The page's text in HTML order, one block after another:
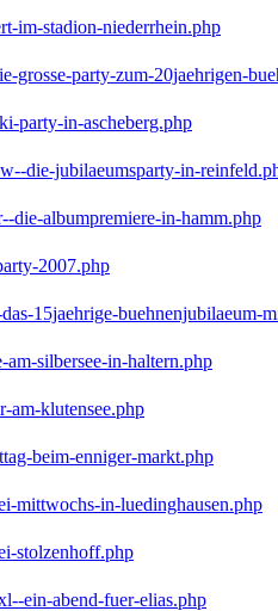
im-stadion-niederrhein.php
grosse-party-zum-20jaehrigen-
party-in-ascheberg.php
die-jubilaeumsparty-in-
die-albumpremiere-in-hamm.php
2007.php
15jaehrige-buehnenjubilaeum-
am-silbersee-in-haltern.php
am-klutensee.php
beim-enniger-markt.php
mittwochs-in-luedinghausen.php
stolzenhoff.php
ein-abend-fuer-elias.php